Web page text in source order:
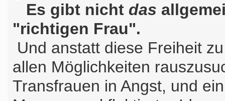
Es gibt nicht das
"richtigen Frau".
Und anstatt diese Freiheit
allen Möglichkeiten
Transfrauen in Angst, und